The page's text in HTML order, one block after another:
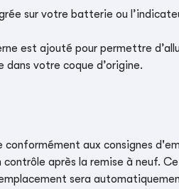
sur votre batterie ou
est ajouté pour permettre
votre coque d’origine.
aux consignes
contrôle après la remise à
sera